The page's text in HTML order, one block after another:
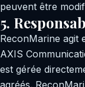
peuvent être
5.
ReconMarine agit
AXIS
est gérée
agréés.